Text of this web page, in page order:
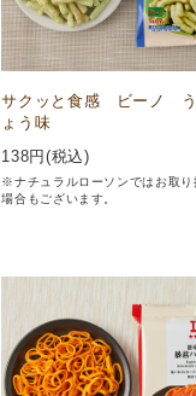
サクッと食感 ビーノ う
ょう味
138円(税込)
※ナチュラルローソンではお取り
場合もございます。